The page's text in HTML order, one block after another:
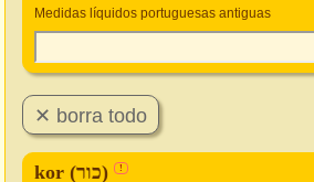
Medidas líquidos portuguesas antiguas
kor (כור) !